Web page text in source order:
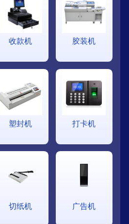
收款机 胶装机
塑封机 打卡机
切纸机 广告机